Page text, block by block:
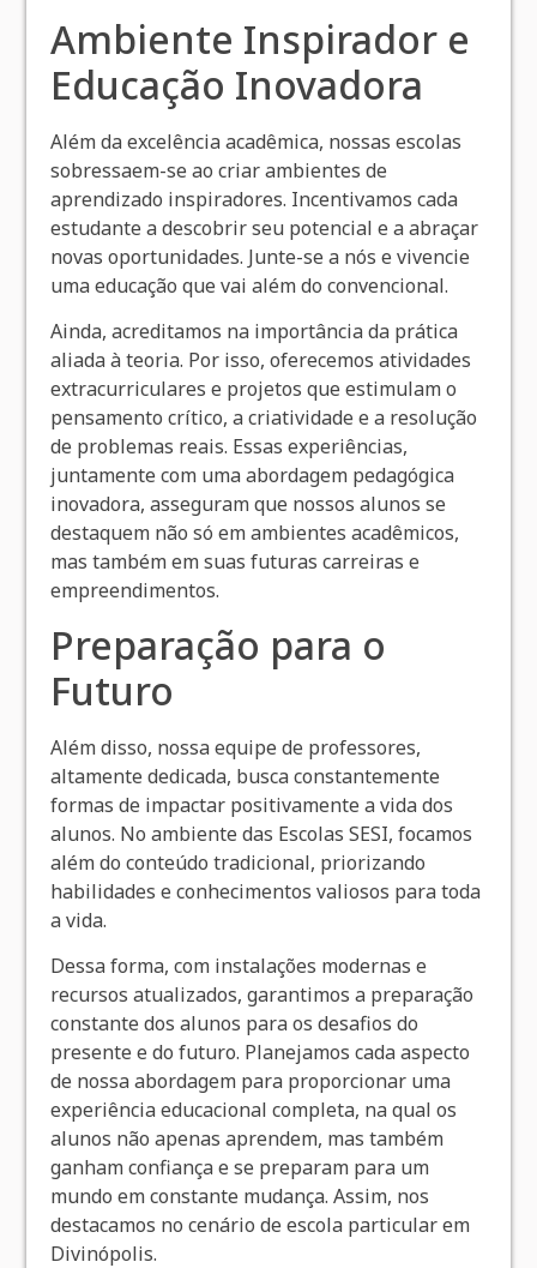
Ambiente Inspirador e
Educação Inovadora
Além da excelência acadêmica, nossas escolas
sobressaem-se ao criar ambientes de
aprendizado inspiradores. Incentivamos cada
estudante a descobrir seu potencial e a abraçar
novas oportunidades. Junte-se a nós e vivencie
uma educação que vai além do convencional.
Ainda, acreditamos na importância da prática
aliada à teoria. Por isso, oferecemos atividades
extracurriculares e projetos que estimulam o
pensamento crítico, a criatividade e a resolução
de problemas reais. Essas experiências,
juntamente com uma abordagem pedagógica
inovadora, asseguram que nossos alunos se
destaquem não só em ambientes acadêmicos,
mas também em suas futuras carreiras e
empreendimentos.
Preparação para o
Futuro
Além disso, nossa equipe de professores,
altamente dedicada, busca constantemente
formas de impactar positivamente a vida dos
alunos. No ambiente das Escolas SESI, focamos
além do conteúdo tradicional, priorizando
habilidades e conhecimentos valiosos para toda
a vida.
Dessa forma, com instalações modernas e
recursos atualizados, garantimos a preparação
constante dos alunos para os desafios do
presente e do futuro. Planejamos cada aspecto
de nossa abordagem para proporcionar uma
experiência educacional completa, na qual os
alunos não apenas aprendem, mas também
ganham confiança e se preparam para um
mundo em constante mudança. Assim, nos
destacamos no cenário de escola particular em
Divinópolis.